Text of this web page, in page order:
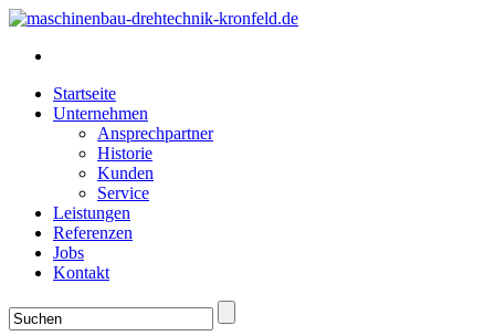
Startseite
Unternehmen
Ansprechpartner
Historie
Kunden
Service
Leistungen
Referenzen
Jobs
Kontakt